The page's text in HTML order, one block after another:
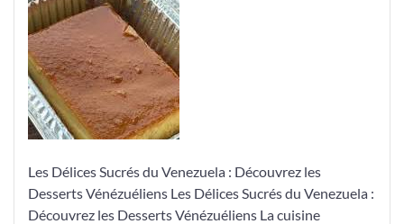
Délices
Sucrés
:
Les
Desserts
Vénézuéliens
l’Honneur
Les Délices Sucrés du Venezuela : Découvrez les
Desserts Vénézuéliens Les Délices Sucrés du Venezuela :
Découvrez les Desserts Vénézuéliens La cuisine